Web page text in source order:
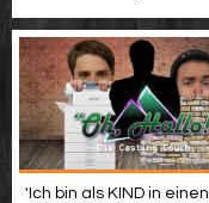
'Ich bin als KIND in einen